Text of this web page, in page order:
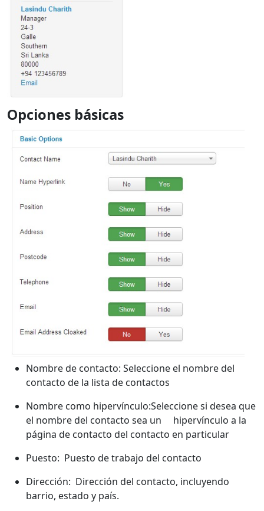
Opciones básicas
Nombre de contacto: Seleccione el nombre del
contacto de la lista de contactos
Nombre como hipervínculo:Seleccione si desea que
el nombre del contacto sea un hipervínculo a la
página de contacto del contacto en particular
Puesto: Puesto de trabajo del contacto
Dirección: Dirección del contacto, incluyendo
barrio, estado y país.